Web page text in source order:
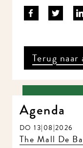
Terug naar
Agenda
DO 13|08|2026
The Mall De